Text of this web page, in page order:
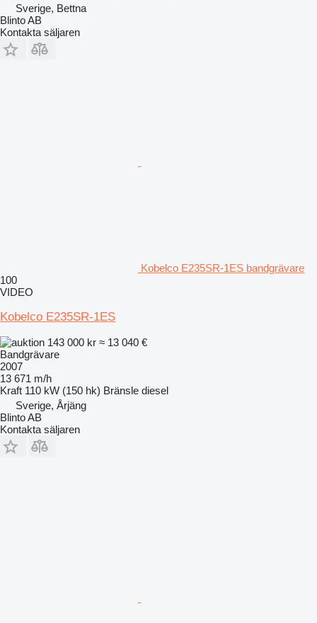
Sverige, Bettna
Blinto AB
Kontakta säljaren
Kobelco E235SR-1ES bandgrävare
100
VIDEO
Kobelco E235SR-1ES
143 000 kr ≈ 13 040 €
Bandgrävare
2007
13 671 m/h
Kraft 110 kW (150 hk) Bränsle diesel
Sverige, Årjäng
Blinto AB
Kontakta säljaren